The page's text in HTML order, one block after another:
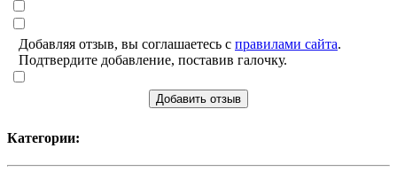
Добавляя отзыв, вы соглашаетесь с правилами сайта.
Подтвердите добавление, поставив галочку.
Добавить отзыв
Категории: